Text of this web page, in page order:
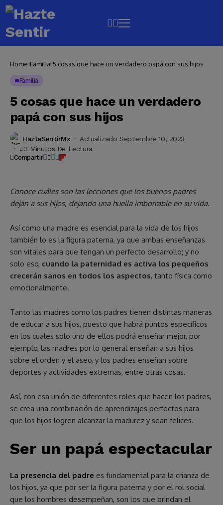
Home Familia 5 cosas que hace un verdadero papá con sus hijos
Familia
5 cosas que hace un verdadero
papá con sus hijos
HazteSentirMx
Actualizado Septiembre 10, 2023
3 Minutos De Lectura
Compartir
Conoce cuáles son las lecciones que los buenos padres
dejan a sus hijos, dejando una huella imborrable en su vida.
Así como una madre es esencial para la vida de los hijos
también lo es la figura paterna, ya que ambas enseñanzas
son vitales para que tengan un perfecto desarrollo; y no
solo eso, cuando la paternidad es activa los pequeños
crecerán sanos en todos los aspectos, tanto física como
emocionalmente.
Tanto las madres como los padres tienen distintas maneras
de educar a sus hijos, puesto que habrá puntos específicos
en los cuales solo uno de ellos podrá enseñar mejor, por
ejemplo, las madres por lo general enseñan a sus hijos
sobre el orden y el aseo, y los padres enseñan sobre
deportes y actividades extremas, entre otras cosas.
Así, con esa unión de diferentes roles que hacen los padres,
se crea una combinación de aprendizajes perfectos para
que los hijos logren alcanzar la madurez y sean felices.
Ser un papá espectacular
La presencia del padre es fundamental para la crianza de
los hijos, ya que por ser la figura paterna y por el rol social
que los hombres desempeñan, son los que brindan el